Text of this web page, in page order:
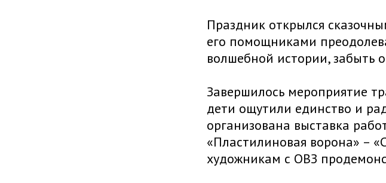
Праздник открылся
его помощниками
волшебной истории, забыть
Завершилось мероприятие
дети ощутили единство и
организована выставка
«Пластилиновая ворона» –
художникам с ОВЗ